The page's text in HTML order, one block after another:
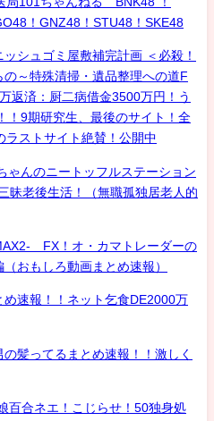
！GNZ48！STU48！SKE48
シュゴミ屋敷補完計画 ＜必殺！
～特殊清掃・遺品整理への道F
返済：厨二病借金3500万円！う
！9期研究生、最後のサイト！全
ラストサイト絶賛！公開中
ゃんのニートッフルステーション
昧老後生活！（無職孤独居老人的
FX！オ・カマトレーダーの
おもしろ動画まとめ速報）
速報！！ネット乞食DE2000万
髪ってるまとめ速報！！激しく
百合ネエ！こじらせ！50独身処